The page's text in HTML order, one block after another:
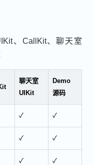
、CallKit、聊天室
聊天室
UIKit
Demo
源码
✓ ✓
✓ ✓
✓ ✓